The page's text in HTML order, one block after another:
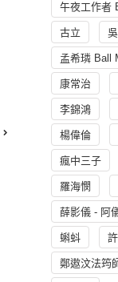
午夜工作者
古立
孟希璘 Ball
康常治
李錦鴻
楊偉倫
瘋中三子
羅海憫
薛影儀 - 阿
蝌蚪
鄭遨汶法筠